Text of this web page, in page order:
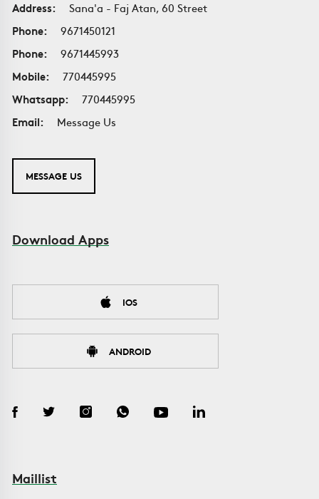
Address:
Sana'a - Faj Atan, 60 Street
Phone:
9671450121
Phone:
9671445993
Mobile:
770445995
Whatsapp:
770445995
Email:
Message Us
MESSAGE US
Download Apps
IOS
ANDROID
Maillist